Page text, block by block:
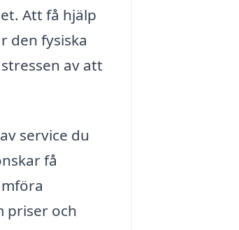
Att få hjälp
den fysiska
av att
service du
få
priser och